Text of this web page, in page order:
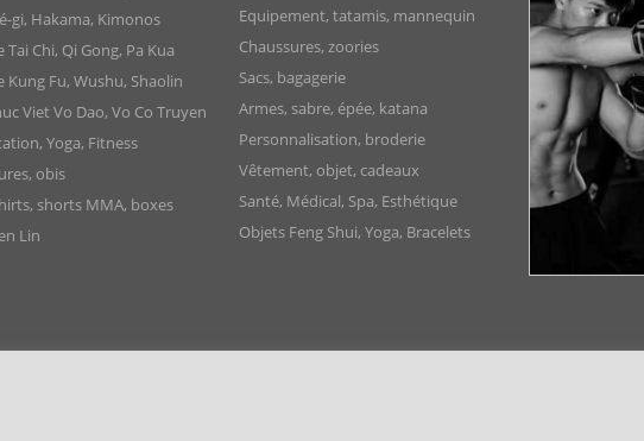
gi, Hakama, Kimonos
Tai Chi, Qi Gong, Pa Kua
Kung Fu, Wushu, Shaolin
Viet Vo Dao, Vo Co Truyen
Yoga, Fitness
obis
shorts MMA, boxes
Lin
Equipement, tatamis, mannequin
Chaussures, zoories
Sacs, bagagerie
Armes, sabre, épée, katana
Personnalisation, broderie
Vêtement, objet, cadeaux
Santé, Médical, Spa, Esthétique
Objets Feng Shui, Yoga, Bracelets